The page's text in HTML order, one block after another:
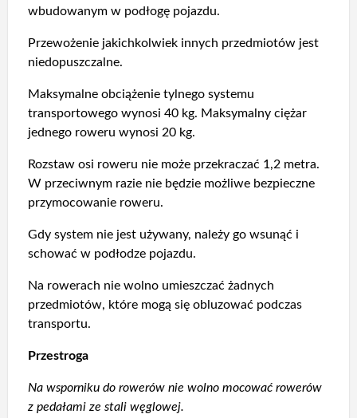
wbudowanym w podłogę pojazdu.
Przewożenie jakichkolwiek innych przedmiotów jest
niedopuszczalne.
Maksymalne obciążenie tylnego systemu
transportowego wynosi 40 kg. Maksymalny ciężar
jednego roweru wynosi 20 kg.
Rozstaw osi roweru nie może przekraczać 1,2 metra.
W przeciwnym razie nie będzie możliwe bezpieczne
przymocowanie roweru.
Gdy system nie jest używany, należy go wsunąć i
schować w podłodze pojazdu.
Na rowerach nie wolno umieszczać żadnych
przedmiotów, które mogą się obluzować podczas
transportu.
Przestroga
Na wsporniku do rowerów nie wolno mocować rowerów
z pedałami ze stali węglowej.